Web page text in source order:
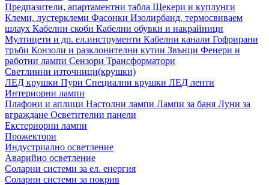
Предпазители, апартаментни табла Щекери и куплунги
Клеми, лустерклеми Фасонки Изолирбанд, термосвиваем
шлаух Кабелни скоби Кабелни обувки и накрайници
Мултицети и др. ел.инструменти Кабелни канали Гофрирани
тръби Конзоли и разклонителни кутии Звънци Фенери и
работни лампи Сензори Трансформатори
Светлинни източници(крушки)
ЛЕД крушки Пури Специални крушки ЛЕД ленти
Интериорни лампи
Плафони и аплици Настолни лампи Лампи за баня Луни за
вграждане Осветителни панели
Екстериорни лампи
Прожектори
Индустриално осветление
Аварийно осветление
Соларни системи за ел. енергия
Соларни системи за покрив